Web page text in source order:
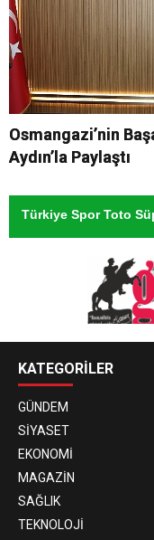
Osmangazi’nin
Aydın’la Paylaştı
KATEGORİLER
GÜNDEM
SİYASET
EKONOMİ
MAGAZİN
SAĞLIK
TEKNOLOJİ